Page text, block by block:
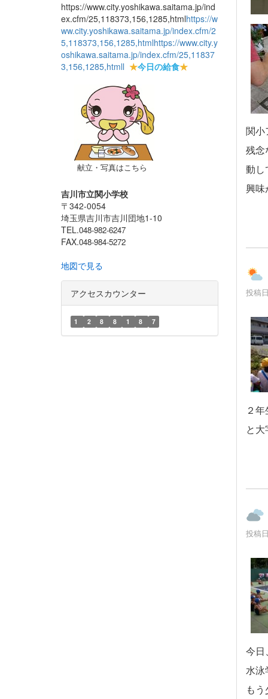
関小
残念
動し
興味
投稿
２
と大
投稿
今日
水泳
も
https://www.city.yoshikawa.saitama.jp/ind
ex.cfm/25,118373,156,1285,htmlhttps://w
ww.city.yoshikawa.saitama.jp/index.cfm/2
5,118373,156,1285,htmlhttps://www.city.y
oshikawa.saitama.jp/index.cfm/25,11837
3,156,1285,htmll ★今日の給食★
献立・写真はこちら
吉川市立関小学校
〒342-0054
埼玉県吉川市吉川団地1-10
TEL.048-982-6247
FAX.048-984-5272
地図で見る
アクセスカウンター
1 2 8 8 1 8 7